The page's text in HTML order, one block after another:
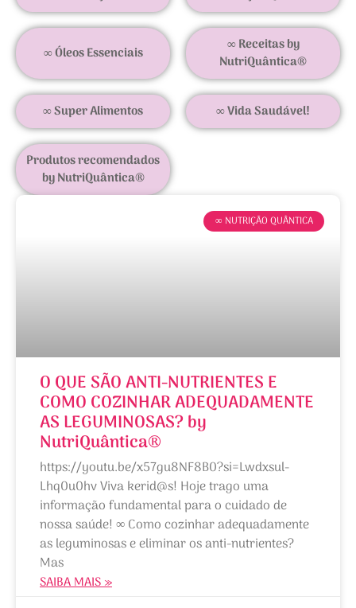
∞ Óleos Essenciais
∞ Receitas by
NutriQuântica®
∞ Super Alimentos ∞ Vida Saudável!
Produtos recomendados
by NutriQuântica®
∞ NUTRIÇÃO QUÂNTICA
O QUE SÃO ANTI-NUTRIENTES E
COMO COZINHAR ADEQUADAMENTE
AS LEGUMINOSAS? by
NutriQuântica®
https://youtu.be/x57gu8NF8B0?si=Lwdxsul-
Lhq0u0hv Viva kerid@s! Hoje trago uma
informação fundamental para o cuidado de
nossa saúde! ∞ Como cozinhar adequadamente
as leguminosas e eliminar os anti-nutrientes?
Mas
SAIBA MAIS »